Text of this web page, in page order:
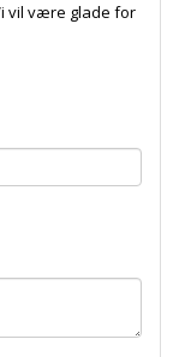
vil være glade for